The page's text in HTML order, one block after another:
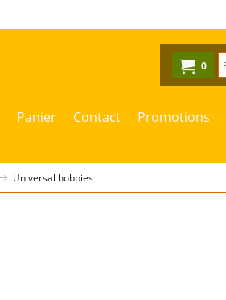
0
Panier Contact Promotions
Universal hobbies